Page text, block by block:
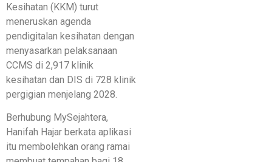
Kesihatan (KKM) turut
meneruskan agenda
pendigitalan kesihatan dengan
menyasarkan pelaksanaan
CCMS di 2,917 klinik
kesihatan dan DIS di 728 klinik
pergigian menjelang 2028.
Berhubung MySejahtera,
Hanifah Hajar berkata aplikasi
itu membolehkan orang ramai